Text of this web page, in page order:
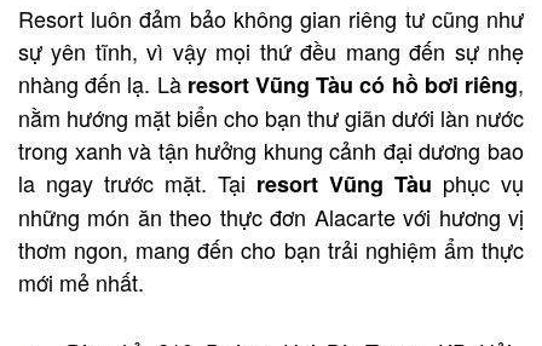
Resort luôn đảm bảo không gian riêng tư cũng như
sự yên tĩnh, vì vậy mọi thứ đều mang đến sự nhẹ
nhàng đến lạ. Làresort Vũng Tàu có hồ bơi riêng,
nằm hướng mặt biển cho bạn thư giãn dưới làn nước
trong xanh và tận hưởng khung cảnh đại dương bao
la ngay trước mặt. Tại resort Vũng Tàu phục vụ
những món ăn theo thực đơn Alacarte với hương vị
thơm ngon, mang đến cho bạn trải nghiệm ẩm thực
mới mẻ nhất.